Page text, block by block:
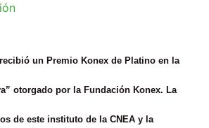
un Premio Konex de Platino en la
otorgado por la Fundación Konex. La
de este instituto de la CNEA y la